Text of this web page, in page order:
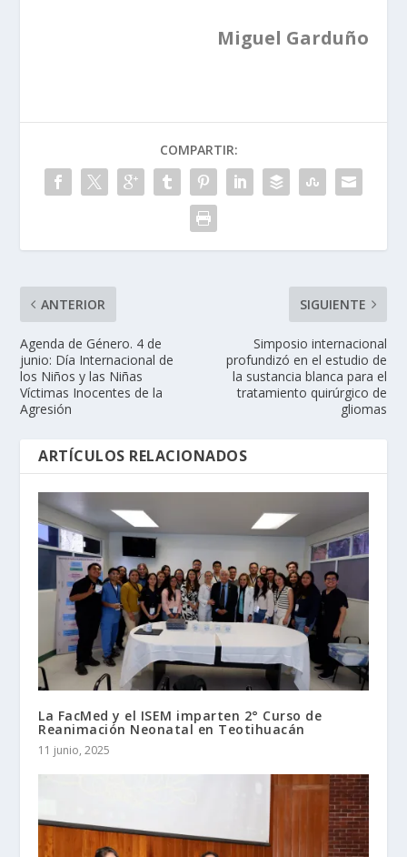
Miguel Garduño
COMPARTIR:
ANTERIOR
Agenda de Género. 4 de
junio: Día Internacional de
los Niños y las Niñas
Víctimas Inocentes de la
Agresión
SIGUIENTE
Simposio internacional
profundizó en el estudio de
la sustancia blanca para el
tratamiento quirúrgico de
gliomas
ARTÍCULOS RELACIONADOS
La FacMed y el ISEM imparten 2° Curso de
Reanimación Neonatal en Teotihuacán
11 junio, 2025